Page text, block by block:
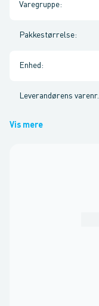
Varegruppe:
Pakkestørrelse:
Enhed :
Leverandørens varenr.
Vis mere